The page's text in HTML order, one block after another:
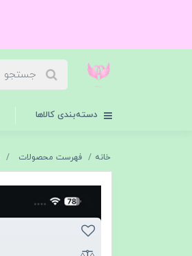
دسته‌بندی کالاها
خانه فهرست محصولات